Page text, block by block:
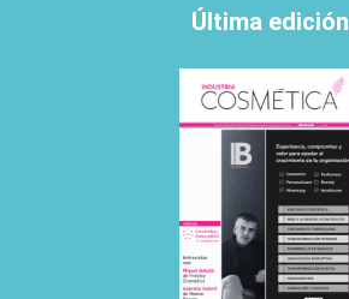
Última edición